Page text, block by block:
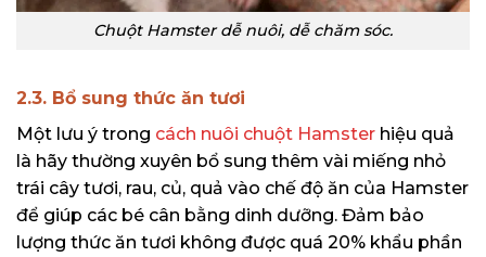
Chuột Hamster dễ nuôi, dễ chăm sóc.
2.3. Bổ sung thức ăn tươi
Một lưu ý trong cách nuôi chuột Hamster hiệu quả
là hãy thường xuyên bổ sung thêm vài miếng nhỏ
trái cây tươi, rau, củ, quả vào chế độ ăn của Hamster
để giúp các bé cân bằng dinh dưỡng. Đảm bảo
lượng thức ăn tươi không được quá 20% khẩu phần